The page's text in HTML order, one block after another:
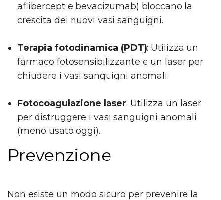
aflibercept e bevacizumab) bloccano la
crescita dei nuovi vasi sanguigni.
Terapia fotodinamica (PDT): Utilizza un
farmaco fotosensibilizzante e un laser per
chiudere i vasi sanguigni anomali.
Fotocoagulazione laser: Utilizza un laser
per distruggere i vasi sanguigni anomali
(meno usato oggi).
Prevenzione
Non esiste un modo sicuro per prevenire la